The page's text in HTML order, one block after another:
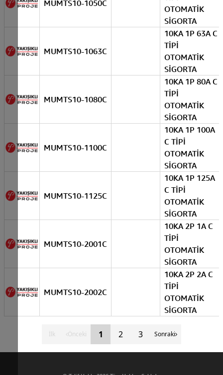
MUMTS10-1050C
OTOMATİK
SİGORTA
MUMTS10-1063C
10KA 1P 63A C
TİPİ
OTOMATİK
SİGORTA
MUMTS10-1080C
10KA 1P 80A C
TİPİ
OTOMATİK
SİGORTA
MUMTS10-1100C
10KA 1P 100A
C TİPİ
OTOMATİK
SİGORTA
MUMTS10-1125C
10KA 1P 125A
C TİPİ
OTOMATİK
SİGORTA
MUMTS10-2001C
10KA 2P 1A C
TİPİ
OTOMATİK
SİGORTA
MUMTS10-2002C
10KA 2P 2A C
TİPİ
OTOMATİK
SİGORTA
İlk Önceki 1 2 3 Sonraki